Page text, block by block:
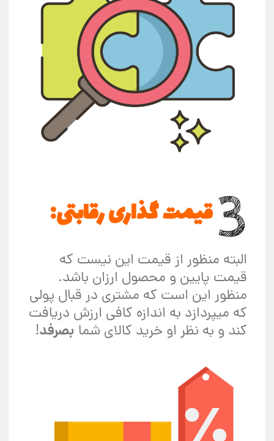
قیمت گذاری رقابتی:
البته منظور از قیمت این نیست که
قیمت پایین و محصول ارزان باشد.
منظور این است که مشتری در قبال پولی
که میپردازد به اندازه کافی ارزش دریافت
کند و به نظر او خرید کالای شما بصرفد!